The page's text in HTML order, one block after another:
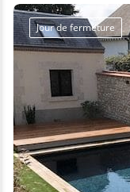
Jour de fermeture